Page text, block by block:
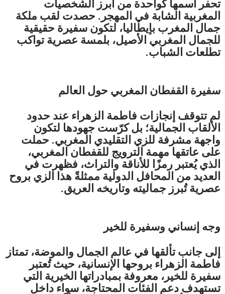
تحفر اسمها كواحدة من أبرز الشخصيات
المغربية الشابة في المهجر. حصدت لقب ملكة
جمال المغرب بإيطاليا، لتكون سفيرة حقيقية
للجمال المغربي الأصيل، بلمسة عصرية تواكب
تطلعات الشباب.
سفيرة القفطان المغربي حول العالم
لم تتوقف إنجازات فاطمة الزهراء عند حدود
الألقاب الجمالية؛ بل كرّست جهودها لتكون
واجهة مشرفة للزي التقليدي المغربي. حملت
على عاتقها مهمة الترويج للقفطان المغربي،
الذي يُعتبر رمزًا للأناقة والتراث، فظهرت في
العديد من المحافل الدولية ممثلةً هذا الزي بروح
عصرية تُبرز جماليته وتاريخه العريق.
وجه إنساني وسفيرة للخير
إلى جانب تألقها في عالم الجمال والموضة، تمتاز
فاطمة الزهراء بروحها الإنسانية، حيث تُعتبر
سفيرة للخير، معروفة بمبادراتها الخيرية التي
تستهدف دعم الفئات المحتاجة، سواء داخل